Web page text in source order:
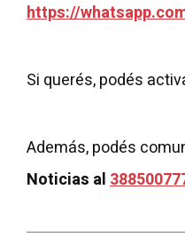
https://
Si querés, podés
Además, podés
Noticias al